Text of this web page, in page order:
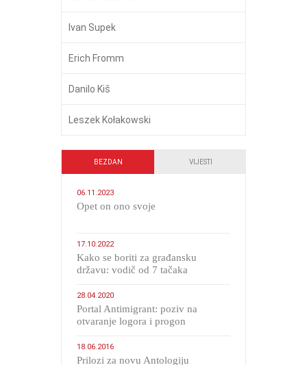
Ivan Supek
Erich Fromm
Danilo Kiš
Leszek Kołakowski
BEZDAN VIJESTI
06.11.2023
​Opet on ono svoje
17.10.2022
Kako se boriti za građansku
državu: vodič od 7 tačaka
28.04.2020
Portal Antimigrant: poziv na
otvaranje logora i progon
18.06.2016
Prilozi za novu Antologiju